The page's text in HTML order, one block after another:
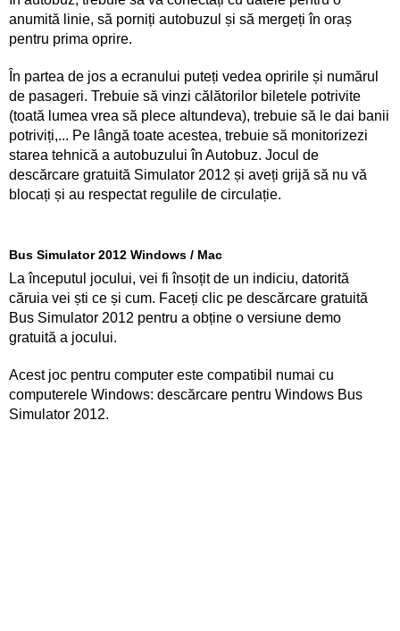
anumită linie, să porniți autobuzul și să mergeți în oraș
pentru prima oprire.
În partea de jos a ecranului puteți vedea opririle și numărul
de pasageri. Trebuie să vinzi călătorilor biletele potrivite
(toată lumea vrea să plece altundeva), trebuie să le dai banii
potriviți,... Pe lângă toate acestea, trebuie să monitorizezi
starea tehnică a autobuzului în Autobuz. Jocul de
descărcare gratuită Simulator 2012 și aveți grijă să nu vă
blocați și au respectat regulile de circulație.
Bus Simulator 2012 Windows / Mac
La începutul jocului, vei fi însoțit de un indiciu, datorită
căruia vei ști ce și cum. Faceți clic pe descărcare gratuită
Bus Simulator 2012 pentru a obține o versiune demo
gratuită a jocului.
Acest joc pentru computer este compatibil numai cu
computerele Windows: descărcare pentru Windows Bus
Simulator 2012.